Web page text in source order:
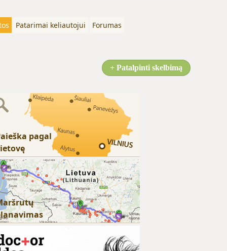
Patarimai keliautojui
Forumas
+ Patalpinti skelbimą
pagal